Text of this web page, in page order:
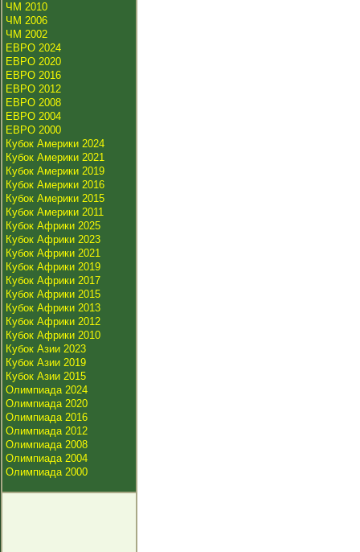
ЧМ 2010
ЧМ 2006
ЧМ 2002
ЕВРО 2024
ЕВРО 2020
ЕВРО 2016
ЕВРО 2012
ЕВРО 2008
ЕВРО 2004
ЕВРО 2000
Кубок Америки 2024
Кубок Америки 2021
Кубок Америки 2019
Кубок Америки 2016
Кубок Америки 2015
Кубок Америки 2011
Кубок Африки 2025
Кубок Африки 2023
Кубок Африки 2021
Кубок Африки 2019
Кубок Африки 2017
Кубок Африки 2015
Кубок Африки 2013
Кубок Африки 2012
Кубок Африки 2010
Кубок Азии 2023
Кубок Азии 2019
Кубок Азии 2015
Олимпиада 2024
Олимпиада 2020
Олимпиада 2016
Олимпиада 2012
Олимпиада 2008
Олимпиада 2004
Олимпиада 2000